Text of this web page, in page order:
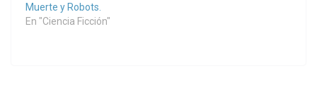
Muerte y Robots.
En "Ciencia Ficción"